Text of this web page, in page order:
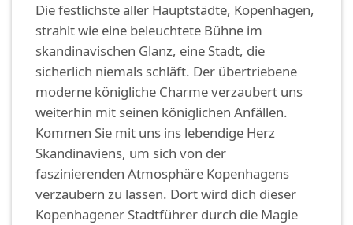
Die festlichste aller Hauptstädte, Kopenhagen,
strahlt wie eine beleuchtete Bühne im
skandinavischen Glanz, eine Stadt, die
sicherlich niemals schläft. Der übertriebene
moderne königliche Charme verzaubert uns
weiterhin mit seinen königlichen Anfällen.
Kommen Sie mit uns ins lebendige Herz
Skandinaviens, um sich von der
faszinierenden Atmosphäre Kopenhagens
verzaubern zu lassen. Dort wird dich dieser
Kopenhagener Stadtführer durch die Magie